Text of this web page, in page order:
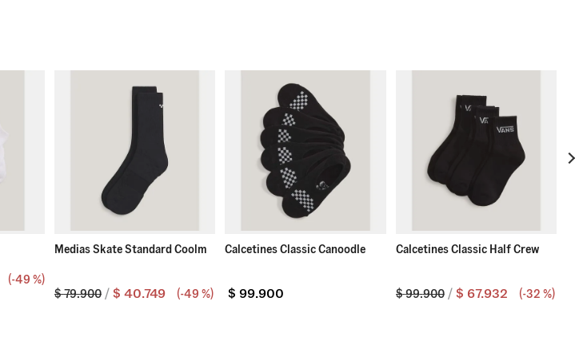
(-49 %)
Medias Skate Standard Coolm
$79.900 $ 40.749 (-49 %)
Calcetines Classic Canoodle
$ 99.900
Calcetines Classic Half Crew
$99.900 $ 67.932 (-32 %)